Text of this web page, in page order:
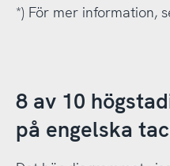
*) För mer information,
8 av 10
på engelska